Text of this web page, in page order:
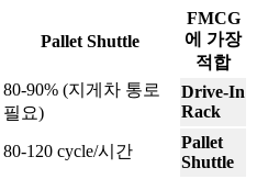
Pallet Shuttle
FMCG
에 가장
적합
80-90% (지게차 통로
필요)
Drive-In
Rack
80-120 cycle/시간
Pallet
Shuttle